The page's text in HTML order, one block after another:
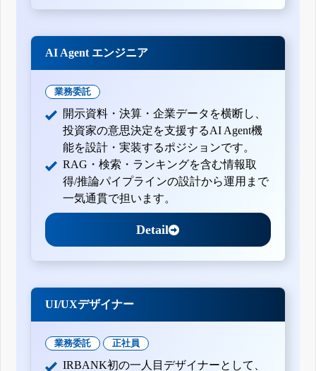
AI Agent エンジニア
業務委託
開示資料・決算・企業データを横断し、
投資家の意思決定を支援するAI Agent機
能を設計・実装するポジションです。
RAG・検索・ランキングを含む情報取
得/推論パイプラインの設計から運用まで
一気通貫で担います。
Detail
UI/UXデザイナー
業務委託 正社員
IRBANK初の一人目デザイナーとして、